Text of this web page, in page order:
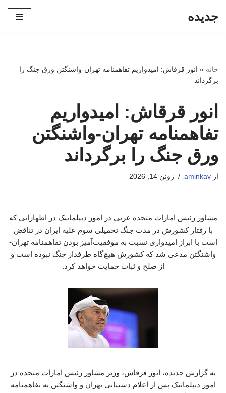
جدیده
خانه » انور قرقاش: امیدواریم تفاهمنامه تهران-واشنگتن ورق جنگ را
برگرداند
انور قرقاش: امیدواریم
تفاهمنامه تهران-واشنگتن
ورق جنگ را برگرداند
از aminkav ژوئن 14, 2026
مشاور رئیس امارات متحده عربی در امور دیپلماتیک در اظهاراتی که
با رفتار کشورش در مدت جنگ تحمیلی سوم علیه ایران در تناقض
است با ابراز امیدواری نسبت به موفقیت‌آمیز بودن تفاهمنامه تهران-
واشنگتن مدعی شد که کشورش هیچ‌گاه طرفدار جنگ نبوده است و
از صلح و ثبات حمایت خواهد کرد.
به گزارش جدیده، انور قرقاش، وزیر مشاور رئیس امارات متحده در
امور دیپلماتیک پس از اعلام دستیابی تهران و واشنگتن به تفاهمنامه